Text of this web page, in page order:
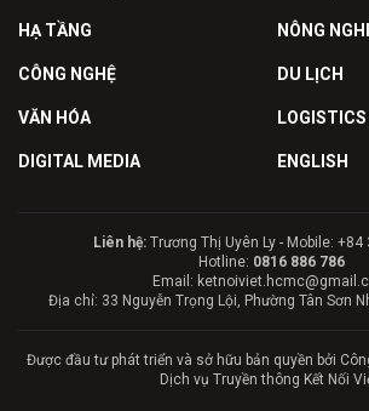
HẠ TẦNG NÔNG
CÔNG NGHỆ DU LỊCH
VĂN HÓA LOGISTICS
DIGITAL MEDIA ENGLISH
Liên hệ:Trương Thị Uyên Ly - Mobile: +84
Hotline: 0816 886 786
Email:
Địa chỉ: 33 Nguyễn Trọng Lội, Phường Tân Sơn
Được đầu tư phát triển và sở hữu bản quyền bởi
Dịch vụ Truyền thông Kết Nối